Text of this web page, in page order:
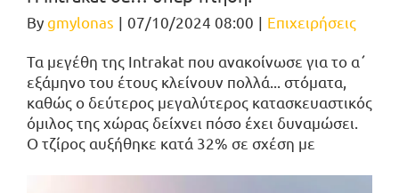
Bygmylonas | 07/10/2024 08:00 | Επιχειρήσεις
Τα μεγέθη της Intrakat που ανακοίνωσε για το α΄
εξάμηνο του έτους κλείνουν πολλά... στόματα,
καθώς ο δεύτερος μεγαλύτερος κατασκευαστικός
όμιλος της χώρας δείχνει πόσο έχει δυναμώσει.
Ο τζίρος αυξήθηκε κατά 32% σε σχέση με